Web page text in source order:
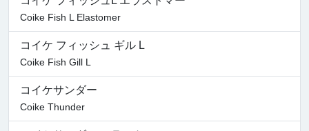
Coike Fish L Elastomer
コイケ フィッシュ ギル L
Coike Fish Gill L
コイケサンダー
Coike Thunder